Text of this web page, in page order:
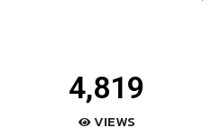
4,819
VIEWS